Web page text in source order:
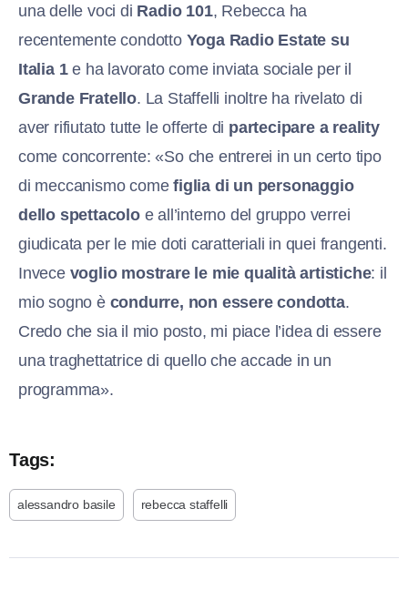
una delle voci di Radio 101, Rebecca ha
recentemente condotto Yoga Radio Estate su
Italia 1e ha lavorato come inviata sociale per il
Grande Fratello. La Staffelli inoltre ha rivelato di
aver rifiutato tutte le offerte di partecipare a reality
come concorrente: «So che entrerei in un certo tipo
di meccanismo comefiglia di un personaggio
dello spettacoloe all’interno del gruppo verrei
giudicata per le mie doti caratteriali in quei frangenti.
Invece voglio mostrare le mie qualità artistiche: il
mio sogno è condurre, non essere condotta.
Credo che sia il mio posto, mi piace l’idea di essere
una traghettatrice di quello che accade in un
programma».
Tags:
alessandro basile rebecca staffelli